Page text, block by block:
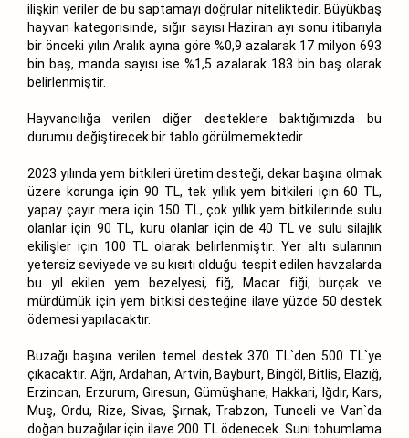
ilişkin veriler de bu saptamayı doğrular niteliktedir. Büyükbaş
hayvan kategorisinde, sığır sayısı Haziran ayı sonu itibarıyla
bir önceki yılın Aralık ayına göre %0,9 azalarak 17 milyon 693
bin baş, manda sayısı ise %1,5 azalarak 183 bin baş olarak
belirlenmiştir.
Hayvancılığa verilen diğer desteklere baktığımızda bu
durumu değiştirecek bir tablo görülmemektedir.
2023 yılında yem bitkileri üretim desteği, dekar başına olmak
üzere korunga için 90 TL, tek yıllık yem bitkileri için 60 TL,
yapay çayır mera için 150 TL, çok yıllık yem bitkilerinde sulu
olanlar için 90 TL, kuru olanlar için de 40 TL ve sulu silajlık
ekilişler için 100 TL olarak belirlenmiştir. Yer altı sularının
yetersiz seviyede ve su kısıtı olduğu tespit edilen havzalarda
bu yıl ekilen yem bezelyesi, fiğ, Macar fiği, burçak ve
mürdümük için yem bitkisi desteğine ilave yüzde 50 destek
ödemesi yapılacaktır.
Buzağı başına verilen temel destek 370 TL`den 500 TL`ye
çıkacaktır. Ağrı, Ardahan, Artvin, Bayburt, Bingöl, Bitlis, Elazığ,
Erzincan, Erzurum, Giresun, Gümüşhane, Hakkari, Iğdır, Kars,
Muş, Ordu, Rize, Sivas, Şırnak, Trabzon, Tunceli ve Van`da
doğan buzağılar için ilave 200 TL ödenecek. Suni tohumlama